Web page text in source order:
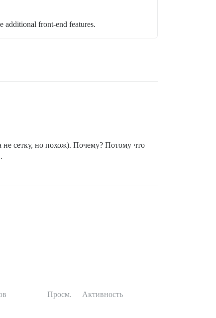
additional front-end features.
не сетку, но похож). Почему? Потому что
Просм. Активность